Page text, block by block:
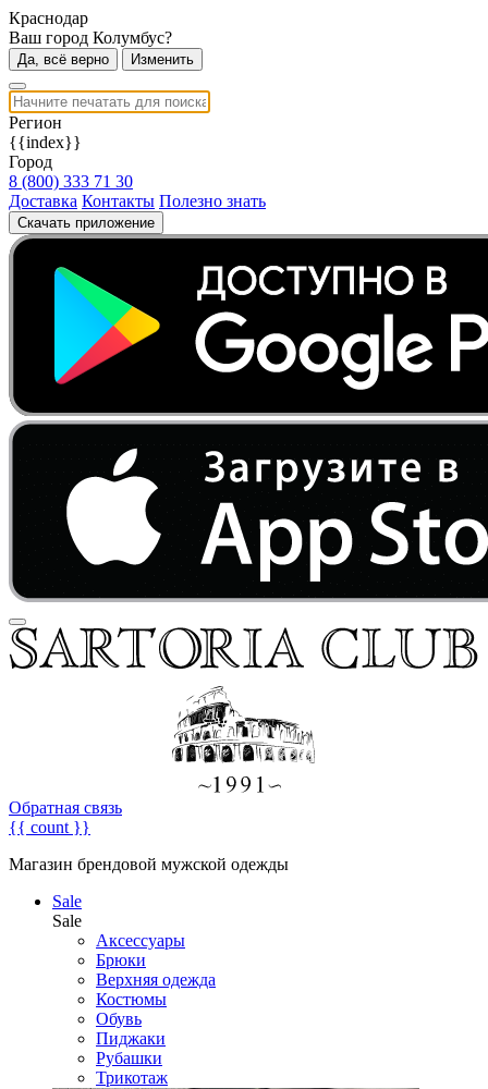
Краснодар
Ваш город Колумбус?
Да, всё верно Изменить
Регион
{{index}}
Город
8 (800) 333 71 30
Доставка Контакты Полезно знать
Скачать приложение
Обратная связь
{{ count }}
Магазин брендовой мужской одежды
Sale
Sale
Аксессуары
Брюки
Верхняя одежда
Костюмы
Обувь
Пиджаки
Рубашки
Трикотаж